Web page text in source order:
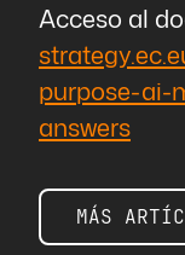
Acceso al
purpose-ai-
answers
MÁS